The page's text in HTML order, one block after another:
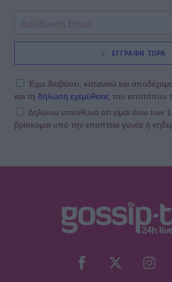
SHOWBIZ
Από Κεφαλονιά... Σαντορίνη! Η φωτό
της
SHOWBIZ
Χριστό και έζησε το θαύμα
Ξέσπασε η Ναταλί Κάκκαβα: «Πόσο
ΕΓΓΡΑΦΗ ΤΩΡΑ
Έχω διαβάσει, κατανοώ και
και τη δήλωση εχεμύθειας του ιστοτόπου
Δηλώνω υπεύθυνα ότι είμαι άνω των
βρίσκομαι υπό την εποπτεία γονέα ή